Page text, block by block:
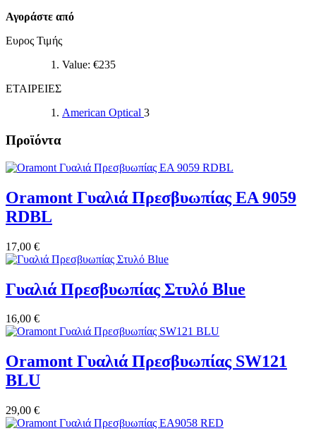
Αγοράστε από
Ευρος Τιμής
Value: €235
ΕΤΑΙΡΕΙΕΣ
American Optical 3
Προϊόντα
Oramont Γυαλιά Πρεσβυωπίας EA 9059
RDBL
17,00 €
Γυαλιά Πρεσβυωπίας Στυλό Blue
16,00 €
Oramont Γυαλιά Πρεσβυωπίας SW121
BLU
29,00 €